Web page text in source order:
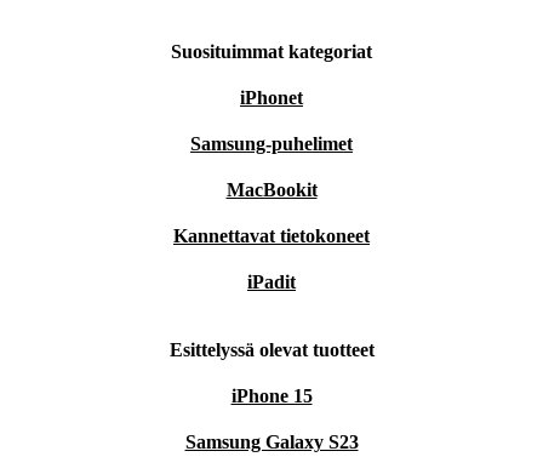
Suosituimmat kategoriat
iPhonet
Samsung-puhelimet
MacBookit
Kannettavat tietokoneet
iPadit
Esittelyssä olevat tuotteet
iPhone 15
Samsung Galaxy S23